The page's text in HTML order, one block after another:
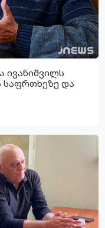
ივანიშვილს
და